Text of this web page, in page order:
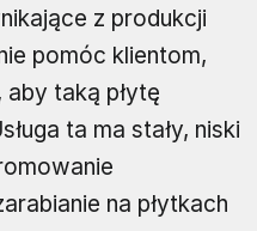
z produkcji
pomóc klientom,
taką płytę
ta ma stały, niski
na płytkach